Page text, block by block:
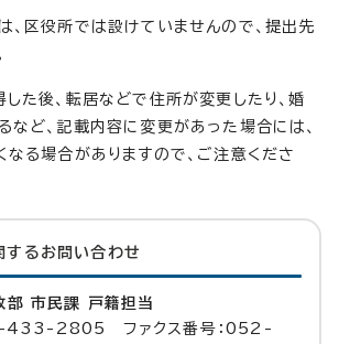
、区役所では設けていませんので、提出先
た後、転居などで住所が変更したり、婚
など、記載内容に変更があった場合には、
なる場合がありますので、ご注意くださ
する お問い合わせ
部 市民課 戸籍担当
433-2805 ファクス番号：052-